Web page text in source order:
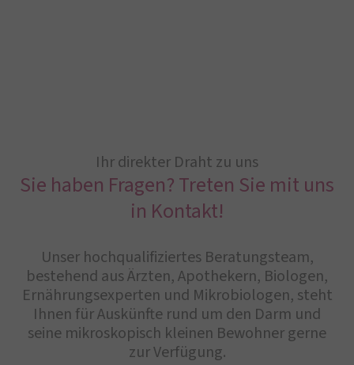
Ihr direkter Draht zu uns
Sie haben Fragen? Treten Sie mit uns
in Kontakt!
Unser hochqualifiziertes Beratungsteam,
bestehend aus Ärzten, Apothekern, Biologen,
Ernährungsexperten und Mikrobiologen, steht
Ihnen für Auskünfte rund um den Darm und
seine mikroskopisch kleinen Bewohner gerne
zur Verfügung.